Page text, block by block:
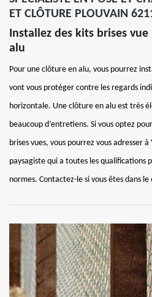
ET CLÔTURE PLOUVAIN
Installez des kits brises
alu
Pour une clôture en alu, vous pourrez
vont vous protéger contre les regards
horizontale. Une clôture en alu est très
beaucoup d’entretiens. Si vous optez
brises vues, vous pourrez vous adresser à
paysagiste qui a toutes les qualifications
normes. Contactez-le si vous êtes dans le